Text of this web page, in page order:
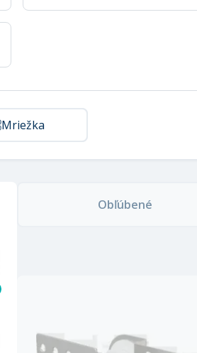
Mriežka
Obľúbené